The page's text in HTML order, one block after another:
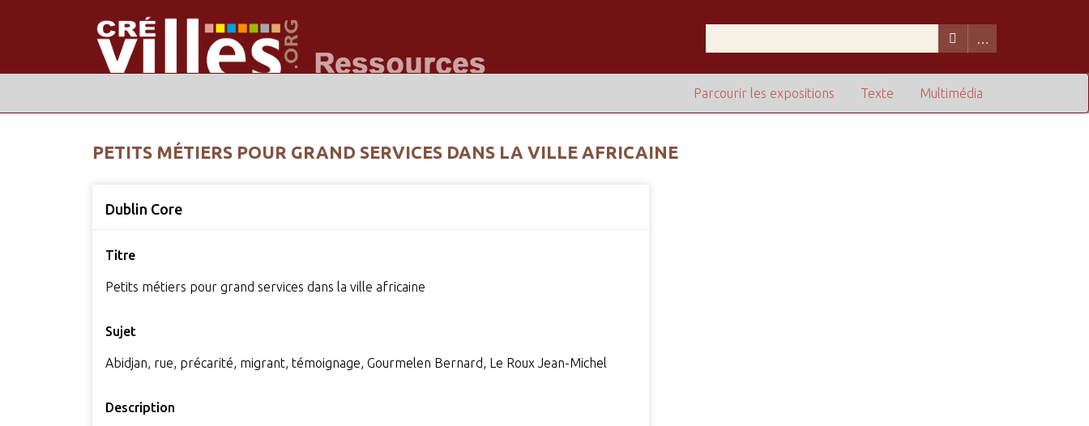
Multimédia
Texte
Parcourir les expositions
PETITS MÉTIERS POUR GRAND SERVICES DANS LA VILLE AFRICAINE
Dublin Core
Titre
Petits métiers pour grand services dans la ville africaine
Sujet
Abidjan, rue, précarité, migrant, témoignage, Gourmelen Bernard, Le Roux Jean-Michel
Description